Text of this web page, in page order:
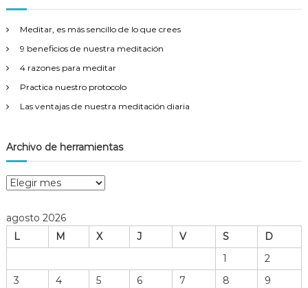
a
:
Meditar, es más sencillo de lo que crees
9 beneficios de nuestra meditación
4 razones para meditar
Practica nuestro protocolo
Las ventajas de nuestra meditación diaria
Archivo de herramientas
A
h
o
agosto 2026
L
M X J V S
D
1
2
3
4 5 6 7 8
9